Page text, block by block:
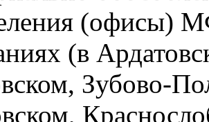
(офисы)
(в
Зубово-